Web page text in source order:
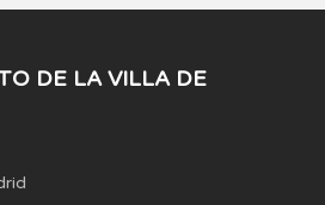
DE LA VILLA DE